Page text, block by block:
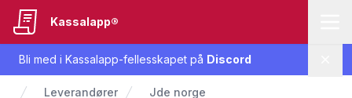
Bli med i Kassalapp-fellesskapet på Discord
Kassalapp®
Leverandører Jde norge